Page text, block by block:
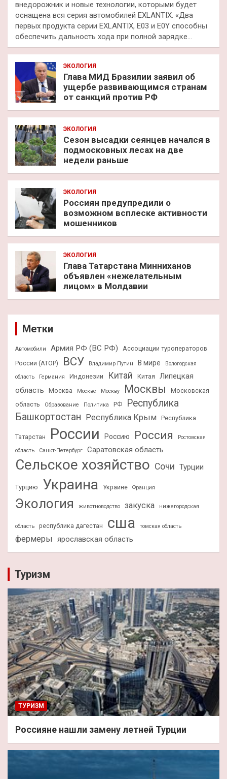
внедорожник и новые технологии, которыми будет
оснащена вся серия автомобилей EXLANTIX. «Два
первых продукта серии EXLANTIX, E03 и E0Y способны
обеспечить дальность хода при полной зарядке…
ЭКОЛОГИЯ
Глава МИД Бразилии заявил об
ущербе развивающимся странам
от санкций против РФ
ЭКОЛОГИЯ
Сезон высадки сеянцев начался в
подмосковных лесах на две
недели раньше
ЭКОЛОГИЯ
Россиян предупредили о
возможном всплеске активности
мошенников
ЭКОЛОГИЯ
Глава Татарстана Минниханов
объявлен «нежелательным
лицом» в Молдавии
Метки
Автомобили Армия РФ (ВС РФ)
Ассоциации туроператоров
России (АТОР)
ВСУ Владимир Путин В мире
Вологодская
область
Германия Индонезии Китай Китая
Липецкая
область
Москва Москве Москву Москвы
Московская
область
Образование Политика РФ
Республика
Башкортостан
Республика Крым Республика
Татарстан России Россию Россия
Ростовская
область
Санкт-Петербург Саратовская область
Сельское хозяйство Сочи Турции
Турцию Украина Украине Франция
Экология животноводство закуска нижегородская
область республика дагестан сша томская область
фермеры ярославская область
Туризм
ТУРИЗМ
Россияне нашли замену летней Турции